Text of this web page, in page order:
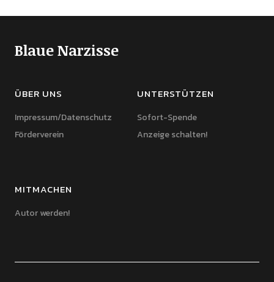
Blaue Narzisse
ÜBER UNS
Impressum/Datenschutz
Förderverein
UNTERSTÜTZEN
Sofort-Spende
Anzeige schalten!
MITMACHEN
Autor werden!